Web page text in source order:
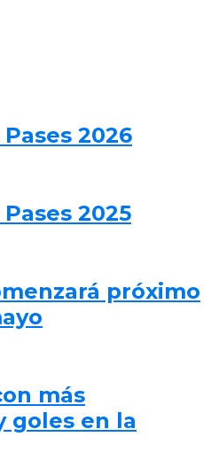
2026
2025
próximo
más
goles en la